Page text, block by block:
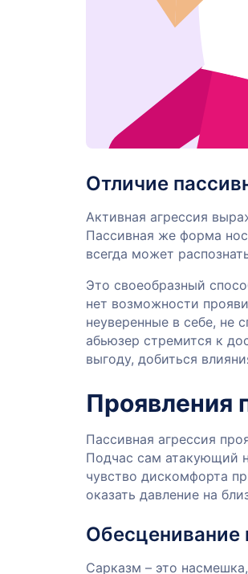
Отличие
Активная агрессия
Пассивная же форма
всегда может
Это своеобразный
нет возможности
неуверенные в себе, не
абьюзер стремится к
выгоду, добиться
Проявления
Пассивная агрессия
Подчас сам атакующий
чувство дискомфорта
оказать давление на
Обесценивание
Сарказм – это